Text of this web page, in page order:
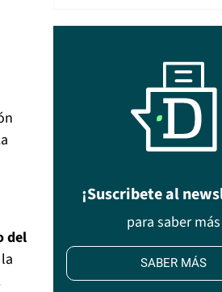
del
¡Suscribete al
para saber más
SABER MÁS